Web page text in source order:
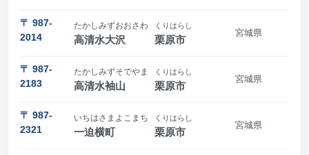
〒 987-
2014
たかしみずおおさわ
高清水大沢
くりはらし
栗原市
宮城県
〒 987-
2183
たかしみずそでやま
高清水袖山
くりはらし
栗原市
宮城県
〒 987-
2321
いちはさまよこまち
一迫横町
くりはらし
栗原市
宮城県